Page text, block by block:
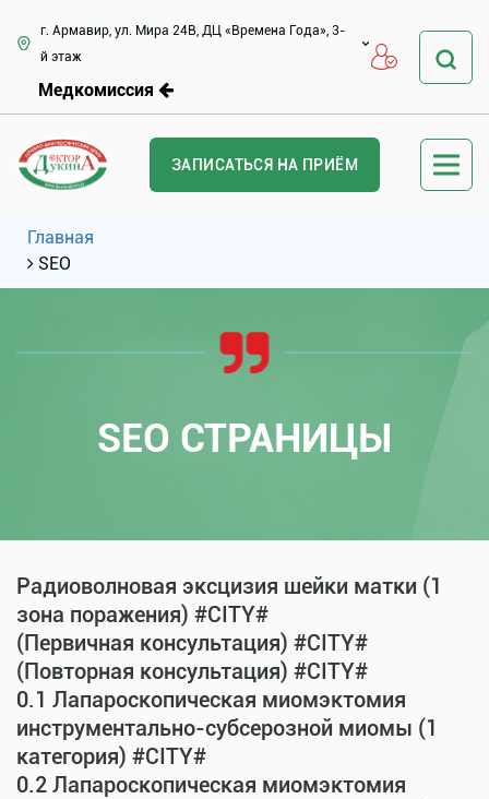
г. Армавир, ул. Мира 24В, ДЦ «Времена Года», 3-
й этаж
Медкомиссия
ЗАПИСАТЬСЯ НА ПРИЁМ
Главная
SEO
SEO СТРАНИЦЫ
Радиоволновая эксцизия шейки матки (1
зона поражения) #CITY#
(Первичная консультация) #CITY#
(Повторная консультация) #CITY#
0.1 Лапароскопическая миомэктомия
инструментально-субсерозной миомы (1
категория) #CITY#
0.2 Лапароскопическая миомэктомия